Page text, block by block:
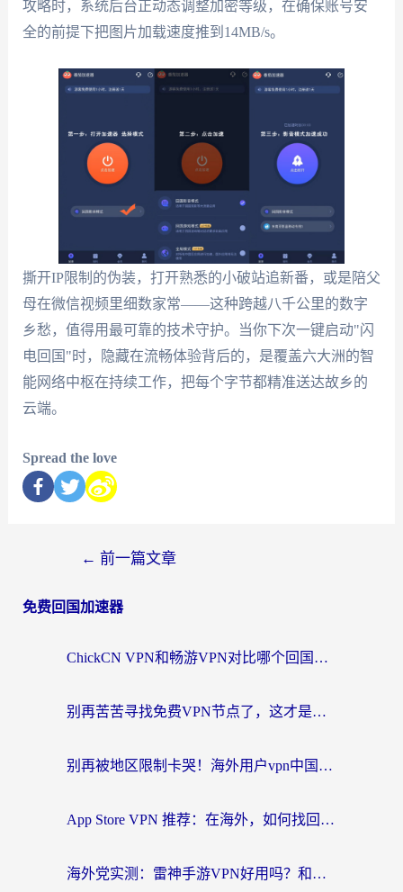
攻略时，系统后台正动态调整加密等级，在确保账号安
全的前提下把图片加载速度推到14MB/s。
撕开IP限制的伪装，打开熟悉的小破站追新番，或是陪父
母在微信视频里细数家常——这种跨越八千公里的数字
乡愁，值得用最可靠的技术守护。当你下次一键启动"闪
电回国"时，隐藏在流畅体验背后的，是覆盖六大洲的智
能网络中枢在持续工作，把每个字节都精准送达故乡的
云端。
Spread the love
← 前一篇文章
免费回国加速器
ChickCN VPN和畅游VPN对比哪个回国效果更好？海外党必看的回国加速器选择指南
别再苦苦寻找免费VPN节点了，这才是海外访问国内资源的正确姿势
别再被地区限制卡哭！海外用户vpn中国下载全攻略，无缝刷剧办公社交
App Store VPN 推荐：在海外，如何找回那扇回家的“任意门”？
海外党实测：雷神手游VPN好用吗？和闪电VPN对比哪个回国效果更好？附小众工具深度测评